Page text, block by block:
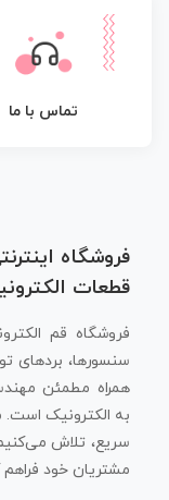
تماس با ما
فروشگاه
قطعات
فروشگاه قم
سنسورها، بردهای
همراه مطمئن
به الکترونیک
سریع، تلاش
مشتریان خود فراهم